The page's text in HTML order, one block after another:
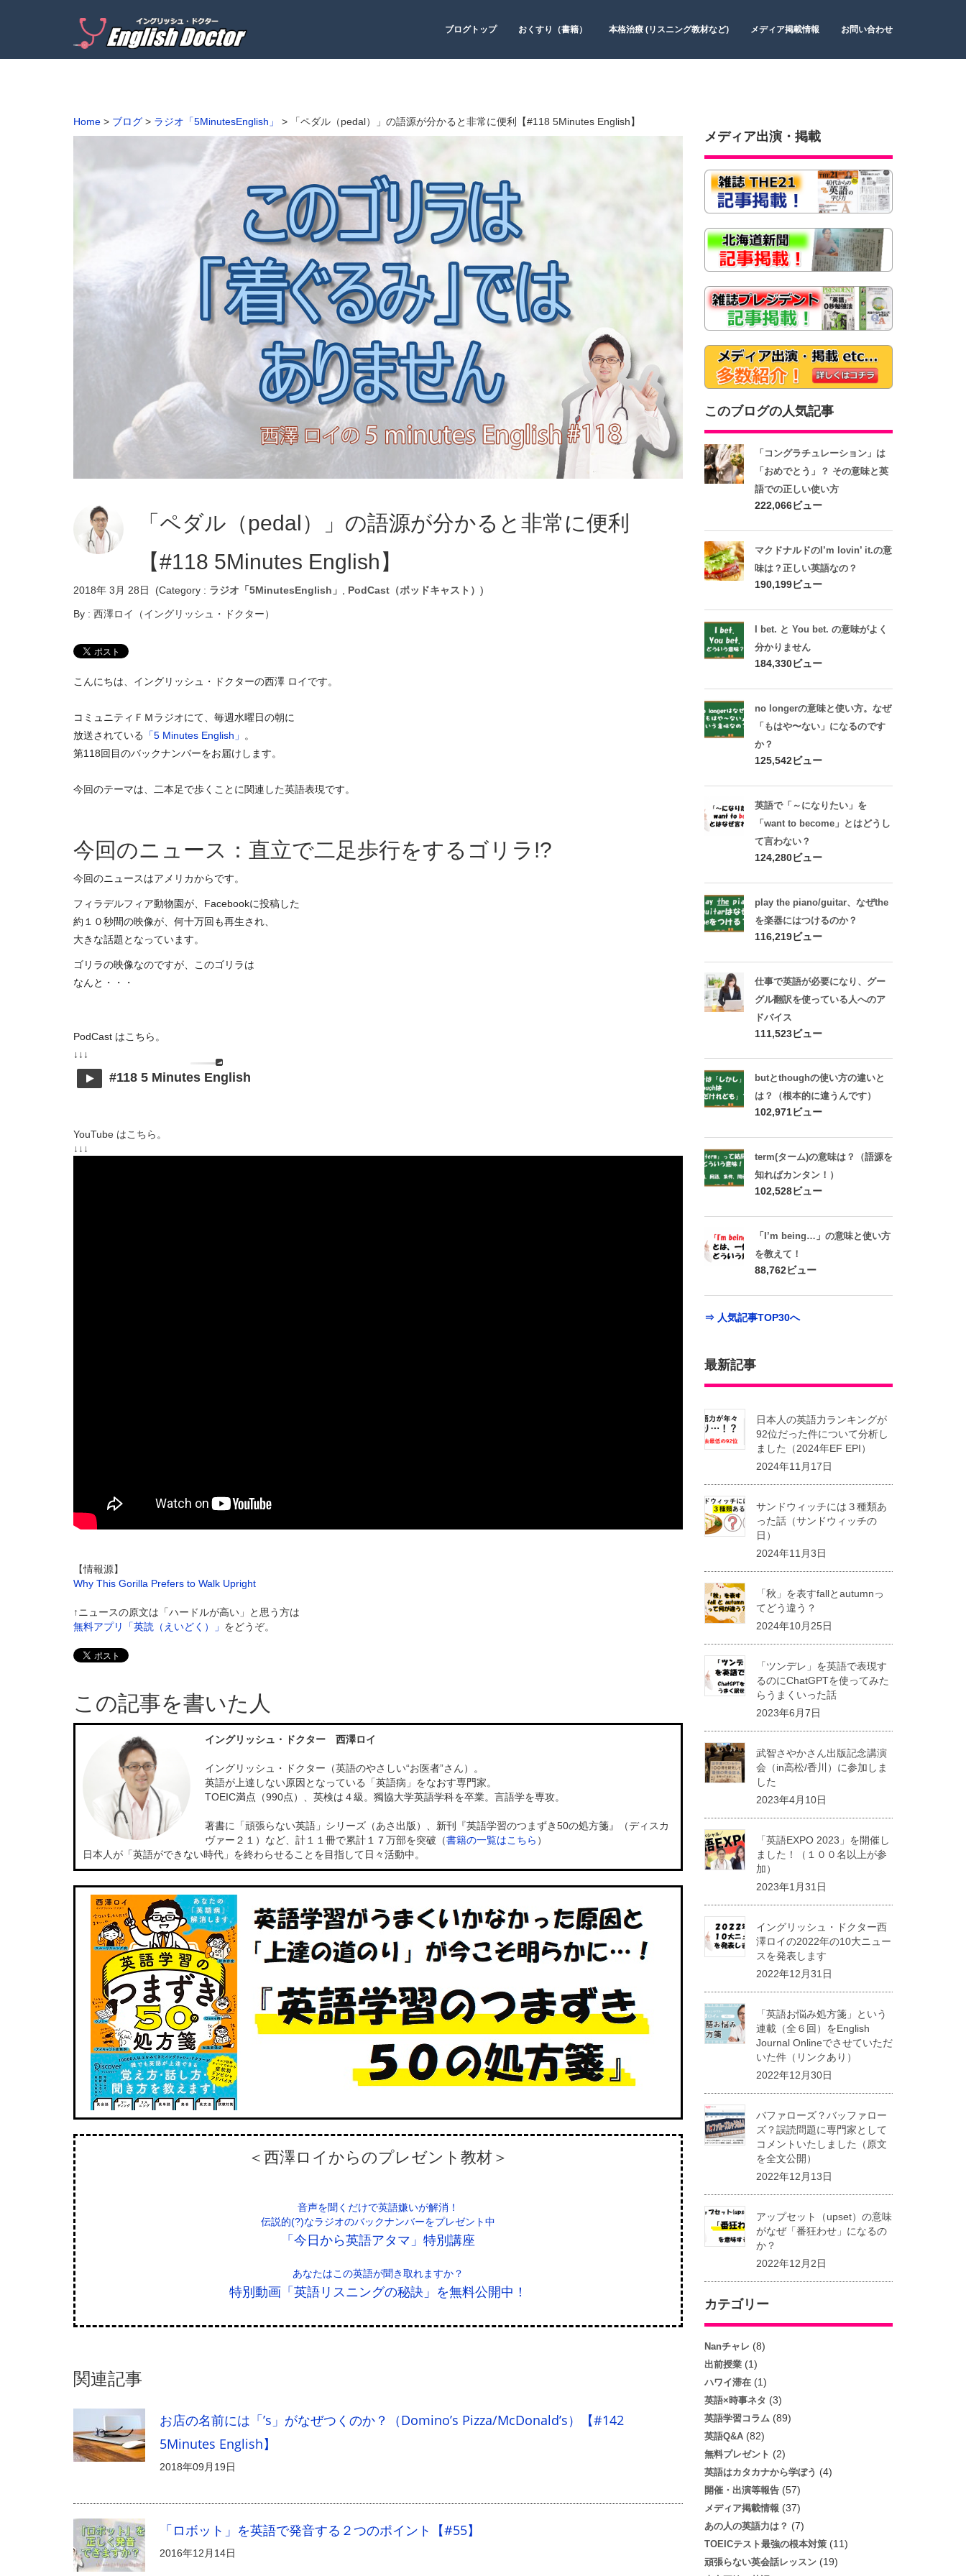
ブログトップ おくすり（書籍） 本格治療 (リスニング教材など) メディア掲載情報 お問い合わせ
Home > ブログ > ラジオ「5MinutesEnglish」 > 「ペダル（pedal）」の語源が分かると非常に便利【#118 5Minutes English】
「ペダル（pedal）」の語源が分かると非常に便利
【#118 5Minutes English】
2018年 3月 28日 (Category : ラジオ「5MinutesEnglish」 PodCast（ポッドキャスト）)
By : 西澤ロイ（イングリッシュ・ドクター）
こんにちは、イングリッシュ・ドクターの西澤 ロイです。
コミュニティＦＭラジオにて、毎週水曜日の朝に
放送されている
「5 Minutes English」
。
第118回目のバックナンバーをお届けします。
今回のテーマは、二本足で歩くことに関連した英語表現です。
今回のニュース：直立で二足歩行をするゴリラ!?
今回のニュースはアメリカからです。
フィラデルフィア動物園が、Facebookに投稿した
約１０秒間の映像が、何十万回も再生され、
大きな話題となっています。
ゴリラの映像なのですが、このゴリラは
なんと・・・
PodCast はこちら。
↓↓↓
#118 5 Minutes English
YouTube はこちら。
↓↓↓
【情報源】
Why This Gorilla Prefers to Walk Upright
↑ニュースの原文は「ハードルが高い」と思う方は
無料アプリ「英読（えいどく）」 をどうぞ。
この記事を書いた人
イングリッシュ・ドクター 西澤ロイ
イングリッシュ・ドクター（英語のやさしい“お医者”さん）。
英語が上達しない原因となっている「英語病」をなおす専門家。
TOEIC満点（990点）、英検は４級。獨協大学英語学科を卒業。言語学を専攻。
著書に「頑張らない英語」シリーズ（あさ出版）、新刊『英語学習のつまずき50の処方箋』（ディスカ
ヴァー２１）など、計１１冊で累計１７万部を突破（書籍の一覧はこちら ）
日本人が「英語ができない時代」を終わらせることを目指して日々活動中。
＜西澤ロイからのプレゼント教材＞
音声を聞くだけで英語嫌いが解消！
伝説的(?)なラジオのバックナンバーをプレゼント中
「今日から英語アタマ」特別講座
あなたはこの英語が聞き取れますか？
特別動画「英語リスニングの秘訣」を無料公開中！
関連記事
お店の名前には「’s」がなぜつくのか？（Domino’s Pizza/McDonald’s）【#142
5Minutes English】
2018年09月19日
「ロボット」を英語で発音する２つのポイント【#55】
2016年12月14日
メディア出演・掲載
このブログの人気記事
「コングラチュレーション」は
「おめでとう」？ その意味と英
語での正しい使い方
222,066ビュー
マクドナルドのI’m lovin’ it.の意
味は？正しい英語なの？
190,199ビュー
I bet. と You bet. の意味がよく
分かりません
184,330ビュー
no longerの意味と使い方。なぜ
「もはや〜ない」になるのです
か？
125,542ビュー
英語で「～になりたい」を
「want to become」とはどうし
て言わない？
124,280ビュー
play the piano/guitar、なぜthe
を楽器にはつけるのか？
116,219ビュー
仕事で英語が必要になり、グー
グル翻訳を使っている人へのア
ドバイス
111,523ビュー
butとthoughの使い方の違いと
は？（根本的に違うんです）
102,971ビュー
term(ターム)の意味は？（語源を
知ればカンタン！）
102,528ビュー
「I’m being…」の意味と使い方
を教えて！
88,762ビュー
⇒ 人気記事TOP30へ
最新記事
日本人の英語力ランキングが
92位だった件について分析し
ました（2024年EF EPI）
2024年11月17日
サンドウィッチには３種類あ
った話（サンドウィッチの
日）
2024年11月3日
「秋」を表すfallとautumnっ
てどう違う？
2024年10月25日
「ツンデレ」を英語で表現す
るのにChatGPTを使ってみた
らうまくいった話
2023年6月7日
武智さやかさん出版記念講演
会（in高松/香川）に参加しま
した
2023年4月10日
「英語EXPO 2023」を開催し
ました！（１００名以上が参
加）
2023年1月31日
イングリッシュ・ドクター西
澤ロイの2022年の10大ニュー
スを発表します
2022年12月31日
「英語お悩み処方箋」という
連載（全６回）をEnglish
Journal Onlineでさせていただ
いた件（リンクあり）
2022年12月30日
バファローズ？バッファロー
ズ？誤読問題に専門家として
コメントいたしました（原文
を全文公開）
2022年12月13日
アップセット（upset）の意味
がなぜ「番狂わせ」になるの
か？
2022年12月2日
カテゴリー
Nanチャレ (8)
出前授業(1)
ハワイ滞在(1)
英語×時事ネタ (3)
英語学習コラム(89)
英語Q&A(82)
無料プレゼント (2)
英語はカタカナから学ぼう (4)
開催・出演等報告(57)
メディア掲載情報 (37)
あの人の英語力は？ (7)
TOEICテスト最強の根本対策(11)
頑張らない英会話レッスン(19)